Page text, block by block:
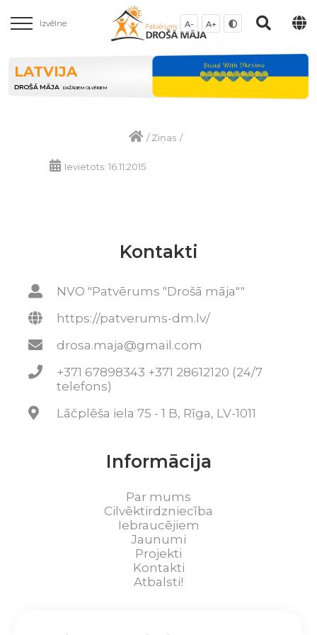
Izvēlne A- A+
LATVIJA
DROŠĀ MĀJA DAŽĀDIEM CILVĒKIEM
/Ziņas /
Ievietots: 16.11.2015
Kontakti
NVO "Patvērums "Drošā māja""
https://patverums-dm.lv/
drosa.maja@gmail.com
+371 67898343 +371 28612120 (24/7
telefons)
Lāčplēša iela 75 - 1 B, Rīga, LV-1011
Informācija
Par mums
Cilvēktirdzniecība
Iebraucējiem
Jaunumi
Projekti
Kontakti
Atbalsti!